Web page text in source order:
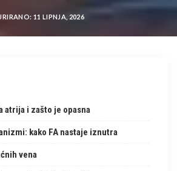
11 LIPNJA, 2026
atrija i zašto je opasna
kako FA nastaje iznutra
vena